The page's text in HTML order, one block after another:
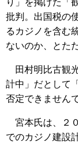
り」を掲げた「
批判。出国税の
るカジノを含む
ないのか、とた
田村明比古観
計中」だとして
否定できません
宮本氏は、２
でのカジノ建設